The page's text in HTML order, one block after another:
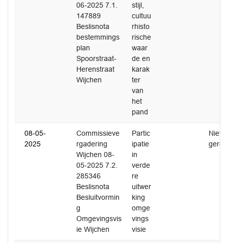
06-2025 7.1.
147889
Beslisnota
bestemmings
plan
Spoorstraat-
Herenstraat
Wijchen
stijl,
cultuu
rhisto
rische
waar
de en
karak
ter
van
het
pand
08-05-
2025
Commissieve
rgadering
Wijchen 08-
05-2025 7.2.
285346
Beslisnota
Besluitvormin
g
Omgevingsvis
ie Wijchen
Partic
ipatie
in
verde
re
uitwer
king
omge
vings
visie
Niet